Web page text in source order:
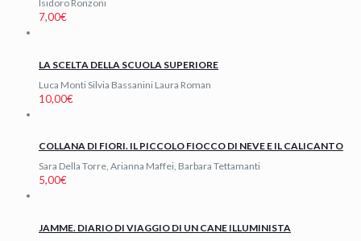
Isidoro Ronzoni
7,00€
LA SCELTA DELLA SCUOLA SUPERIORE
Luca Monti Silvia Bassanini Laura Roman
10,00€
COLLANA DI FIORI. IL PICCOLO FIOCCO DI NEVE E IL CALICANTO
Sara Della Torre, Arianna Maffei, Barbara Tettamanti
5,00€
JAMME. DIARIO DI VIAGGIO DI UN CANE ILLUMINISTA